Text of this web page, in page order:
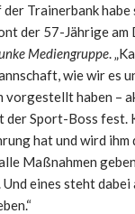
Trainerbank
der 57-Jährige am
Mediengruppe.
wie wir es
vorgestellt haben –
der Sport-Boss fest.
hat und wird ihm
Maßnahmen
eines steht dabei